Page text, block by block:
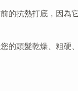
的抗熱打底，因為
的頭髮乾燥、粗硬